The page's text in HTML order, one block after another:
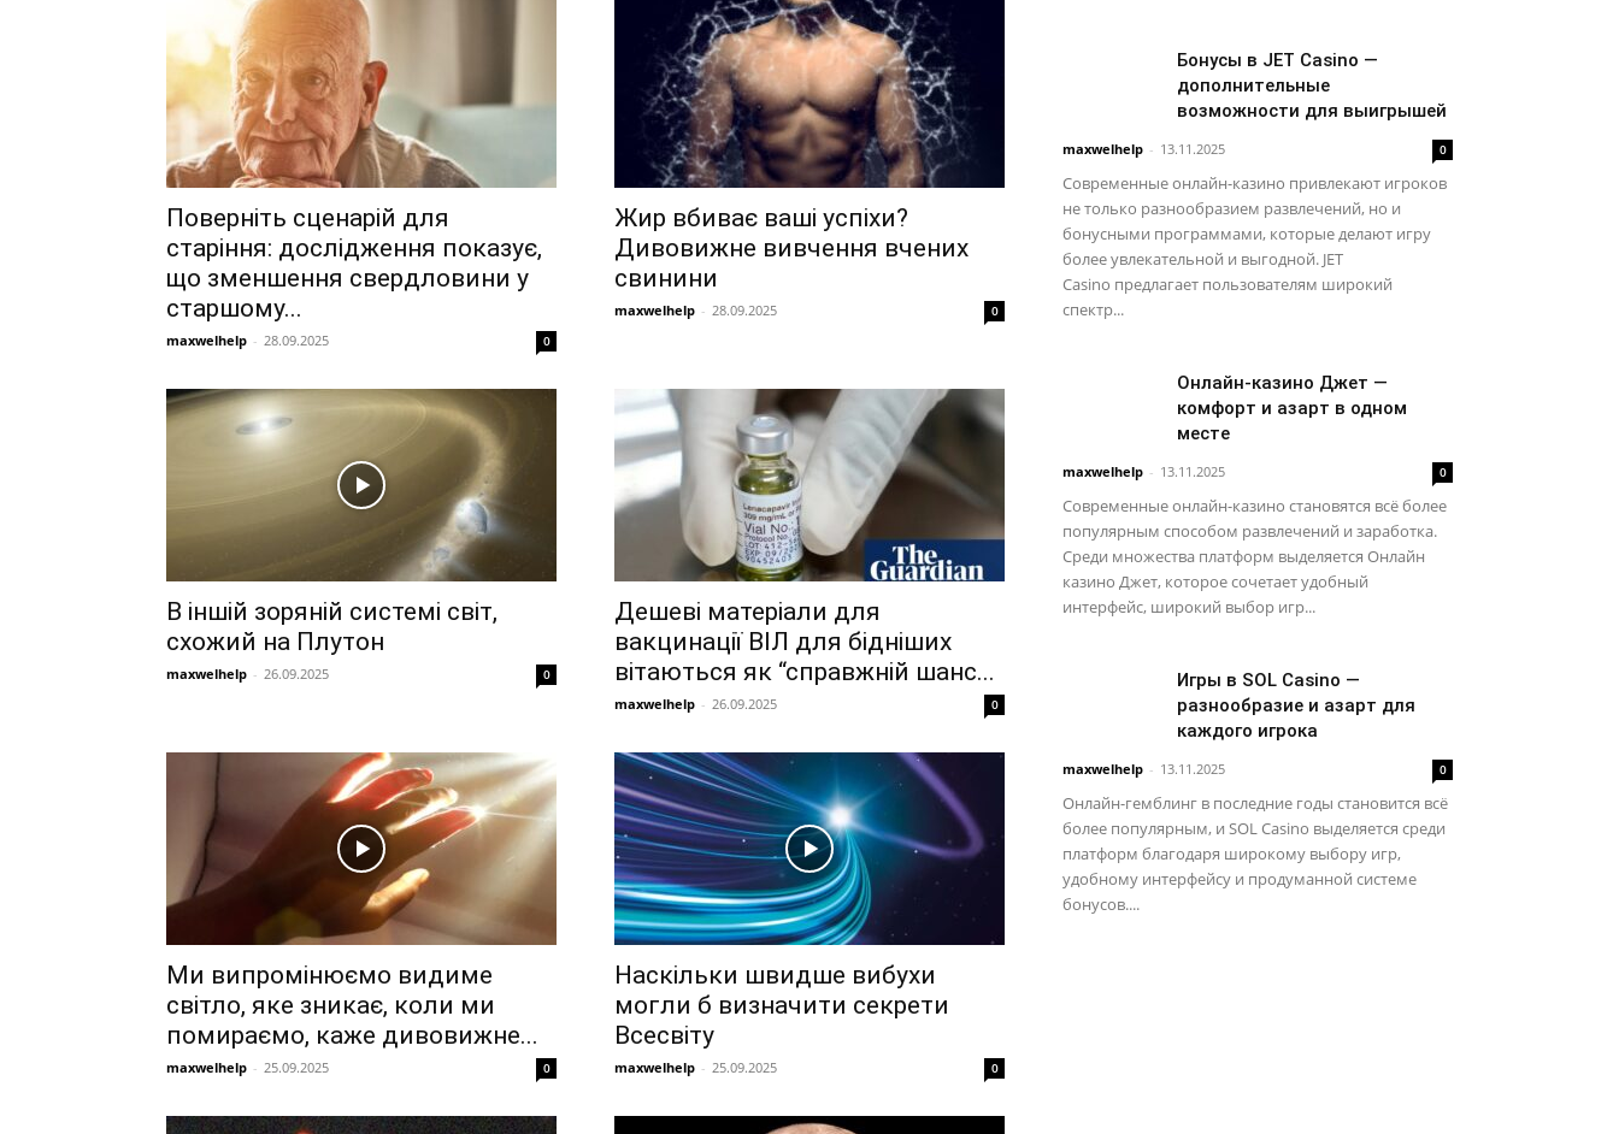
Поверніть сценарій для
старіння: дослідження показує,
що зменшення свердловини у
старшому...
maxwelhelp - 28.09.2025 0
Жир вбиває ваші успіхи?
Дивовижне вивчення вчених
свинини
maxwelhelp - 28.09.2025 0
В іншій зоряній системі світ,
схожий на Плутон
maxwelhelp - 26.09.2025 0
Дешеві матеріали для
вакцинації ВІЛ для бідніших
вітаються як “справжній шанс...
maxwelhelp - 26.09.2025 0
Ми випромінюємо видиме
світло, яке зникає, коли ми
помираємо, каже дивовижне...
maxwelhelp - 25.09.2025 0
Наскільки швидше вибухи
могли б визначити секрети
Всесвіту
maxwelhelp - 25.09.2025 0
Бонусы в JET Casino —
дополнительные
возможности для выигрышей
maxwelhelp - 13.11.2025 0
Современные онлайн-казино привлекают игроков
не только разнообразием развлечений, но и
бонусными программами, которые делают игру
более увлекательной и выгодной. JET
Casino предлагает пользователям широкий
спектр...
Онлайн-казино Джет —
комфорт и азарт в одном
месте
maxwelhelp - 13.11.2025 0
Современные онлайн-казино становятся всё более
популярным способом развлечений и заработка.
Среди множества платформ выделяется Онлайн
казино Джет, которое сочетает удобный
интерфейс, широкий выбор игр...
Игры в SOL Casino —
разнообразие и азарт для
каждого игрока
maxwelhelp - 13.11.2025 0
Онлайн-гемблинг в последние годы становится всё
более популярным, и SOL Casino выделяется среди
платформ благодаря широкому выбору игр,
удобному интерфейсу и продуманной системе
бонусов....